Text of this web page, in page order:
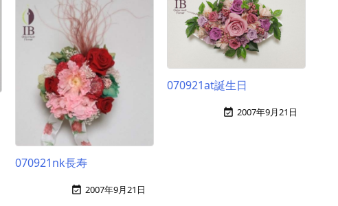
070921nk長寿
 2007年9月21日
070921at誕生日
 2007年9月21日